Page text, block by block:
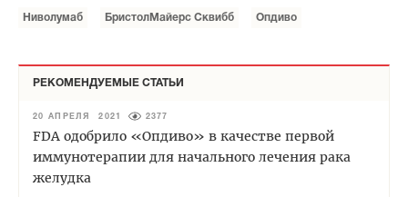
Ниволумаб БристолМайерс Сквибб Опдиво
РЕКОМЕНДУЕМЫЕ СТАТЬИ
20 АПРЕЛЯ 2021 2377
FDA одобрило «Опдиво» в качестве первой
иммунотерапии для начального лечения рака
желудка